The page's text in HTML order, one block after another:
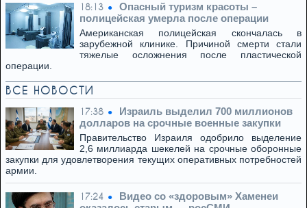
18:13
Опасный туризм красоты –
полицейская умерла после операции
Американская полицейская скончалась в
зарубежной клинике. Причиной смерти стали
тяжелые осложнения после пластической
операции.
ВСЕ НОВОСТИ
17:38
Израиль выделил 700 миллионов
долларов на срочные военные закупки
Правительство Израиля одобрило выделение
2,6 миллиарда шекелей на срочные оборонные
закупки для удовлетворения текущих оперативных потребностей
армии.
17:24
Видео со «здоровым» Хаменеи